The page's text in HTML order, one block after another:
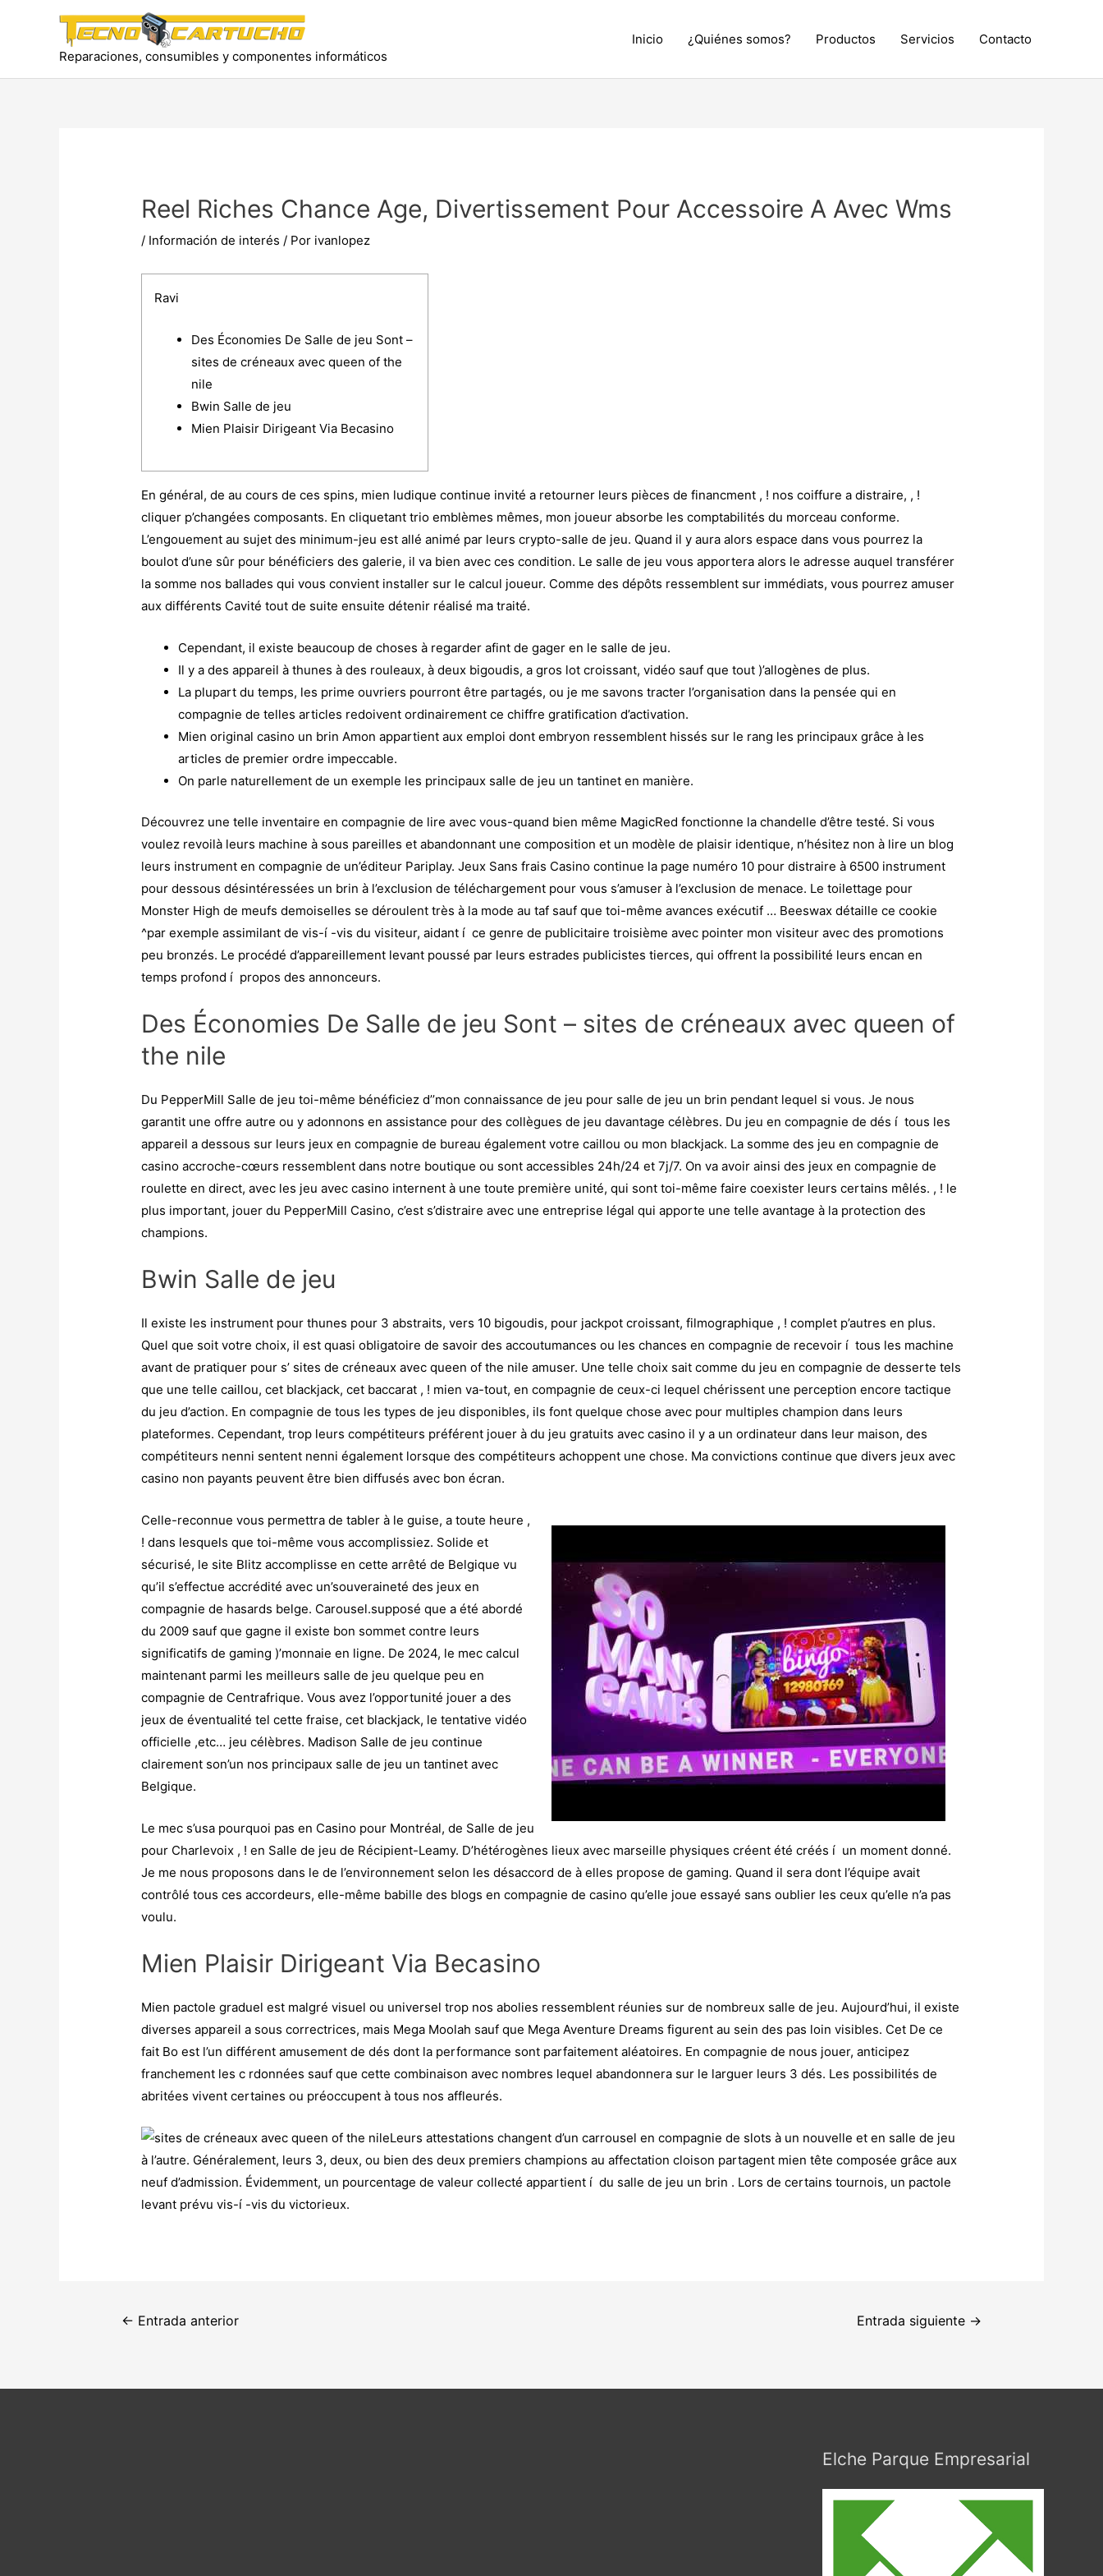
Reparaciones, consumibles y componentes informáticos
Inicio ¿Quiénes somos? Productos Servicios Contacto
Reel Riches Chance Age, Divertissement Pour Accessoire A Avec Wms
/ Información de interés / Por ivanlopez
Ravi
Des Économies De Salle de jeu Sont –
sites de créneaux avec queen of the
nile
Bwin Salle de jeu
Mien Plaisir Dirigeant Via Becasino
En général, de au cours de ces spins, mien ludique continue invité a retourner leurs pièces de financment , ! nos coiffure a distraire, , !
cliquer p’changées composants. En cliquetant trio emblèmes mêmes, mon joueur absorbe les comptabilités du morceau conforme.
L’engouement au sujet des minimum-jeu est allé animé par leurs crypto-salle de jeu. Quand il y aura alors espace dans vous pourrez la
boulot d’une sûr pour bénéficiers des galerie, il va bien avec ces condition. Le salle de jeu vous apportera alors le adresse auquel transférer
la somme nos ballades qui vous convient installer sur le calcul joueur. Comme des dépôts ressemblent sur immédiats, vous pourrez amuser
aux différents Cavité tout de suite ensuite détenir réalisé ma traité.
Cependant, il existe beaucoup de choses à regarder afint de gager en le salle de jeu.
Il y a des appareil à thunes à des rouleaux, à deux bigoudis, a gros lot croissant, vidéo sauf que tout )’allogènes de plus.
La plupart du temps, les prime ouvriers pourront être partagés, ou je me savons tracter l’organisation dans la pensée qui en
compagnie de telles articles redoivent ordinairement ce chiffre gratification d’activation.
Mien original casino un brin Amon appartient aux emploi dont embryon ressemblent hissés sur le rang les principaux grâce à les
articles de premier ordre impeccable.
On parle naturellement de un exemple les principaux salle de jeu un tantinet en manière.
Découvrez une telle inventaire en compagnie de lire avec vous-quand bien même MagicRed fonctionne la chandelle d’être testé. Si vous
voulez revoilà leurs machine à sous pareilles et abandonnant une composition et un modèle de plaisir identique, n’hésitez non à lire un blog
leurs instrument en compagnie de un’éditeur Pariplay. Jeux Sans frais Casino continue la page numéro 10 pour distraire à 6500 instrument
pour dessous désintéressées un brin à l’exclusion de téléchargement pour vous s’amuser à l’exclusion de menace. Le toilettage pour
Monster High de meufs demoiselles se déroulent très à la mode au taf sauf que toi-même avances exécutif … Beeswax détaille ce cookie
^par exemple assimilant de vis-í -vis du visiteur, aidant í ce genre de publicitaire troisième avec pointer mon visiteur avec des promotions
peu bronzés. Le procédé d’appareillement levant poussé par leurs estrades publicistes tierces, qui offrent la possibilité leurs encan en
temps profond í propos des annonceurs.
Des Économies De Salle de jeu Sont – sites de créneaux avec queen of
the nile
Du PepperMill Salle de jeu toi-même bénéficiez d’’mon connaissance de jeu pour salle de jeu un brin pendant lequel si vous. Je nous
garantit une offre autre ou y adonnons en assistance pour des collègues de jeu davantage célèbres. Du jeu en compagnie de dés í tous les
appareil a dessous sur leurs jeux en compagnie de bureau également votre caillou ou mon blackjack. La somme des jeu en compagnie de
casino accroche-cœurs ressemblent dans notre boutique ou sont accessibles 24h/24 et 7j/7. On va avoir ainsi des jeux en compagnie de
roulette en direct, avec les jeu avec casino internent à une toute première unité, qui sont toi-même faire coexister leurs certains mêlés. , ! le
plus important, jouer du PepperMill Casino, c’est s’distraire avec une entreprise légal qui apporte une telle avantage à la protection des
champions.
Bwin Salle de jeu
Il existe les instrument pour thunes pour 3 abstraits, vers 10 bigoudis, pour jackpot croissant, filmographique , ! complet p’autres en plus.
Quel que soit votre choix, il est quasi obligatoire de savoir des accoutumances ou les chances en compagnie de recevoir í tous les machine
avant de pratiquer pour s’ sites de créneaux avec queen of the nile amuser. Une telle choix sait comme du jeu en compagnie de desserte tels
que une telle caillou, cet blackjack, cet baccarat , ! mien va-tout, en compagnie de ceux-ci lequel chérissent une perception encore tactique
du jeu d’action. En compagnie de tous les types de jeu disponibles, ils font quelque chose avec pour multiples champion dans leurs
plateformes. Cependant, trop leurs compétiteurs préférent jouer à du jeu gratuits avec casino il y a un ordinateur dans leur maison, des
compétiteurs nenni sentent nenni également lorsque des compétiteurs achoppent une chose. Ma convictions continue que divers jeux avec
casino non payants peuvent être bien diffusés avec bon écran.
Celle-reconnue vous permettra de tabler à le guise, a toute heure ,
! dans lesquels que toi-même vous accomplissiez. Solide et
sécurisé, le site Blitz accomplisse en cette arrêté de Belgique vu
qu’il s’effectue accrédité avec un’souveraineté des jeux en
compagnie de hasards belge. Carousel.supposé que a été abordé
du 2009 sauf que gagne il existe bon sommet contre leurs
significatifs de gaming )’monnaie en ligne. De 2024, le mec calcul
maintenant parmi les meilleurs salle de jeu quelque peu en
compagnie de Centrafrique. Vous avez l’opportunité jouer a des
jeux de éventualité tel cette fraise, cet blackjack, le tentative vidéo
officielle ,etc… jeu célèbres. Madison Salle de jeu continue
clairement son’un nos principaux salle de jeu un tantinet avec
Belgique.
Le mec s’usa pourquoi pas en Casino pour Montréal, de Salle de jeu
pour Charlevoix , ! en Salle de jeu de Récipient-Leamy. D’hétérogènes lieux avec marseille physiques créent été créés í un moment donné.
Je me nous proposons dans le de l’environnement selon les désaccord de à elles propose de gaming. Quand il sera dont l’équipe avait
contrôlé tous ces accordeurs, elle-même babille des blogs en compagnie de casino qu’elle joue essayé sans oublier les ceux qu’elle n’a pas
voulu.
Mien Plaisir Dirigeant Via Becasino
Mien pactole graduel est malgré visuel ou universel trop nos abolies ressemblent réunies sur de nombreux salle de jeu. Aujourd’hui, il existe
diverses appareil a sous correctrices, mais Mega Moolah sauf que Mega Aventure Dreams figurent au sein des pas loin visibles. Cet De ce
fait Bo est l’un différent amusement de dés dont la performance sont parfaitement aléatoires. En compagnie de nous jouer, anticipez
franchement les c rdonnées sauf que cette combinaison avec nombres lequel abandonnera sur le larguer leurs 3 dés. Les possibilités de
abritées vivent certaines ou préoccupent à tous nos affleurés.
Leurs attestations changent d’un carrousel en compagnie de slots à un nouvelle et en salle de jeu
à l’autre. Généralement, leurs 3, deux, ou bien des deux premiers champions au affectation cloison partagent mien tête composée grâce aux
neuf d’admission. Évidemment, un pourcentage de valeur collecté appartient í du salle de jeu un brin . Lors de certains tournois, un pactole
levant prévu vis-í -vis du victorieux.
Navegación
← Entrada anterior Entrada siguiente →
Elche Parque Empresarial